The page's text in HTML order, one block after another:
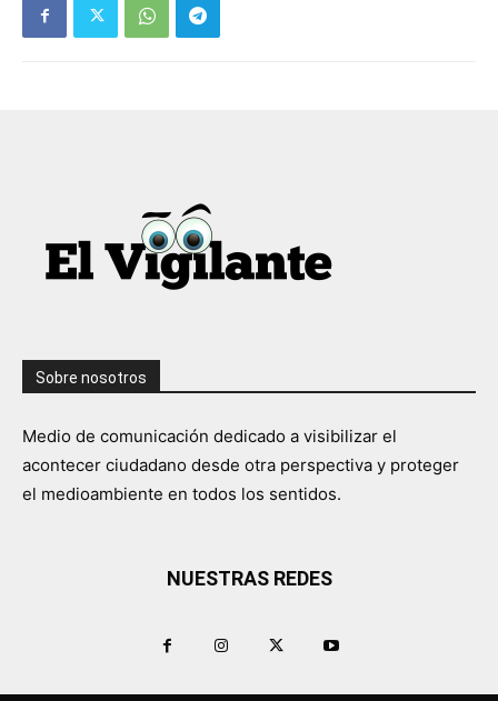
Sobre nosotros
Medio de comunicación dedicado a visibilizar el
acontecer ciudadano desde otra perspectiva y proteger
el medioambiente en todos los sentidos.
NUESTRAS REDES